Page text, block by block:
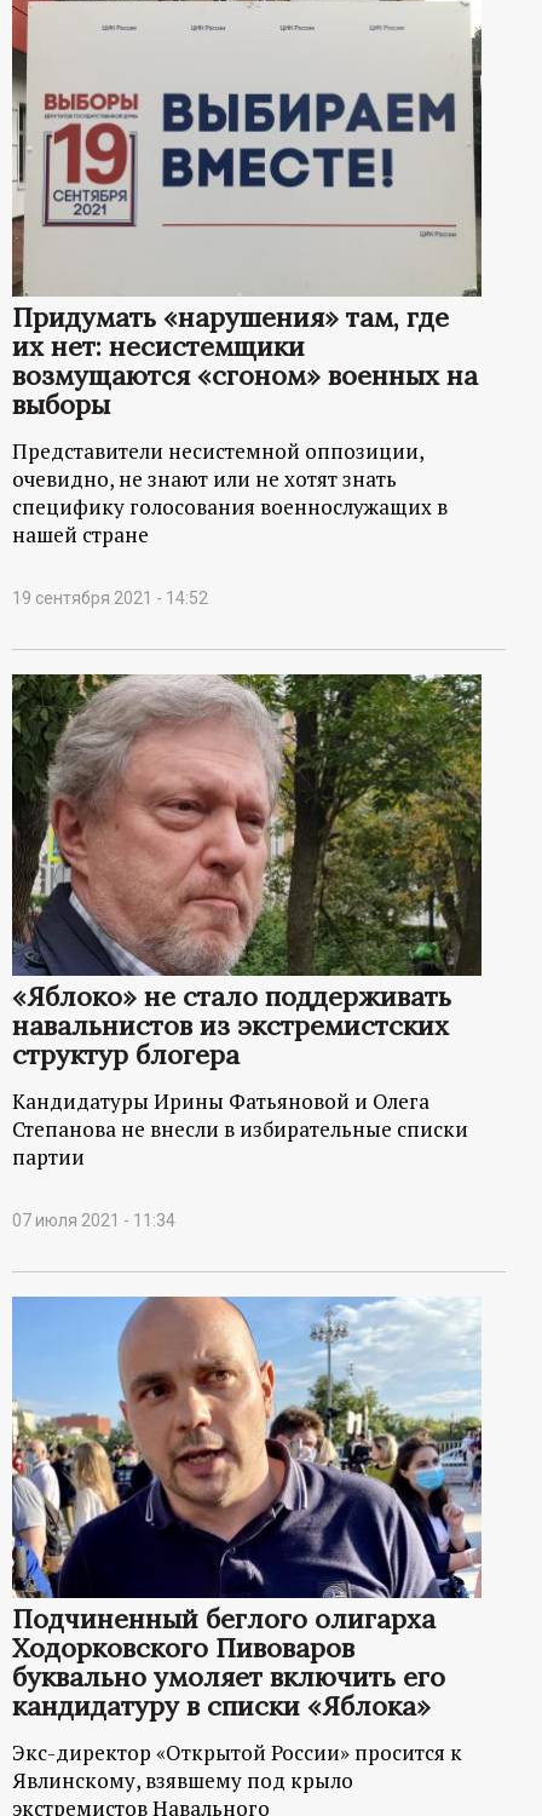
й
п
о
р
т
а
л
Придумать «нарушения» там, где
их нет: несистемщики
возмущаются «сгоном» военных на
выборы
Представители несистемной оппозиции,
очевидно, не знают или не хотят знать
специфику голосования военнослужащих в
нашей стране
19 сентября 2021 - 14:52
«Яблоко» не стало поддерживать
навальнистов из экстремистских
структур блогера
Кандидатуры Ирины Фатьяновой и Олега
Степанова не внесли в избирательные списки
партии
07 июля 2021 - 11:34
Подчиненный беглого олигарха
Ходорковского Пивоваров
буквально умоляет включить его
кандидатуру в списки «Яблока»
Экс-директор «Открытой России» просится к
Явлинскому, взявшему под крыло
экстремистов Навального